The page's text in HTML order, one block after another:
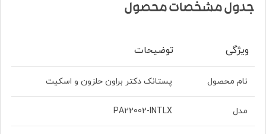
جدول مشخصات محصول
ویژگی توضیحات
نام محصول پستانک دکتر براون حلزون و اسکیت
مدل PA22002-INTLX